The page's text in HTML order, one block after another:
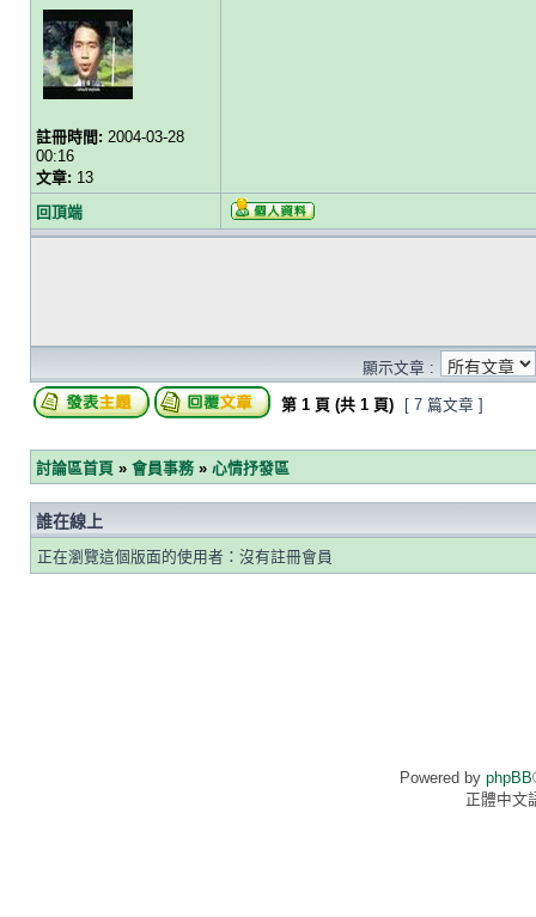
註冊時間: 2004-03-28
00:16
文章: 13
回頂端
顯示文章 :
第 1 頁 (共 1 頁) [ 7 篇文章 ]
討論區首頁 » 會員事務 » 心情抒發區
誰在線上
正在瀏覽這個版面的使用者：沒有註冊會員
Powered by phpBB
正體中文